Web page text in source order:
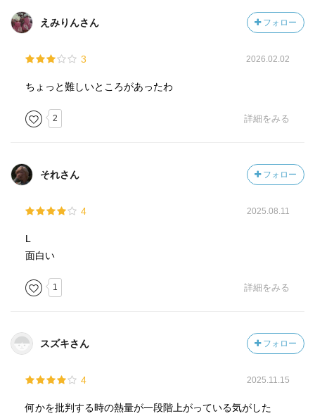
<人柄について>
モームのことを好きな理由は、以下の文にもあるとわかっ
>私は普通の人の基本的な感情の一部を感じたことがないの
であるから、最も偉大な作家のみが与えるような、親しみ
作品が持つのは不可能である。(P98)
らこそ、モームが好きなんだと思った。だからこそ、モー
ムは皮肉屋として評されたりするものの、本人は自分があ
自己と他者認識の乖離具合が、最高にモームという感じ。
えみりんさん フォロー
3 2026.02.02
ちょっと難しいところがあったわ
2 詳細をみる
それさん フォロー
4 2025.08.11
L
面白い
1 詳細をみる
スズキさん フォロー
4 2025.11.15
何かを批判する時の熱量が一段階上がっている気がした